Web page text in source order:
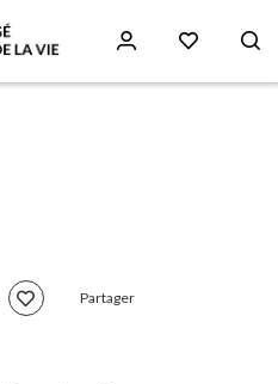
Partager